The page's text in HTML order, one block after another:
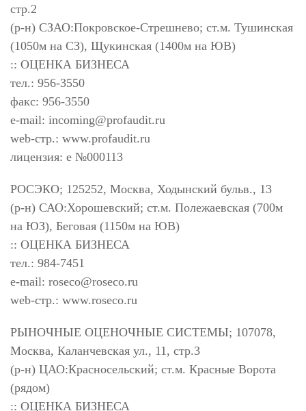
стр.2
(р-н) СЗАО:Покровское-Стрешнево; ст.м. Тушинская
(1050м на СЗ), Щукинская (1400м на ЮВ)
:: ОЦЕНКА БИЗНЕСА
тел.: 956-3550
факс: 956-3550
e-mail: incoming@profaudit.ru
web-стр.: www.profaudit.ru
лицензия: е №000113
РОСЭКО; 125252, Москва, Ходынский бульв., 13
(р-н) САО:Хорошевский; ст.м. Полежаевская (700м
на ЮЗ), Беговая (1150м на ЮВ)
:: ОЦЕНКА БИЗНЕСА
тел.: 984-7451
e-mail: roseco@roseco.ru
web-стр.: www.roseco.ru
РЫНОЧНЫЕ ОЦЕНОЧНЫЕ СИСТЕМЫ; 107078,
Москва, Каланчевская ул., 11, стр.3
(р-н) ЦАО:Красносельский; ст.м. Красные Ворота
(рядом)
:: ОЦЕНКА БИЗНЕСА